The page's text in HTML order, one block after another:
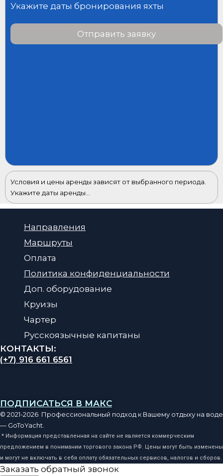
Укажите даты бронирования яхты
Отправить заявку
Условия и цены аренды зависят от выбранного периода.
Укажите даты аренды...
Направления
Маршруты
Оплата
Политика конфиденциальности
Доп. оборудование
Круизы
Чартер
Русскоязычные капитаны
КОНТАКТЫ:
(+7) 916 661 6561
ПОДПИСАТЬСЯ В МАКС
© 2021-2026 Профессиональный подход к Вашему отдыху на воде
— GoToYacht.
* Информация представленная на сайте не является коммерческим
предложением в понимании торгового закона РФ. Цены могут быть изменены
и могут не включать в себя оплату обязательных сервисов, налогов и сборов.
Заказать обратный звонок